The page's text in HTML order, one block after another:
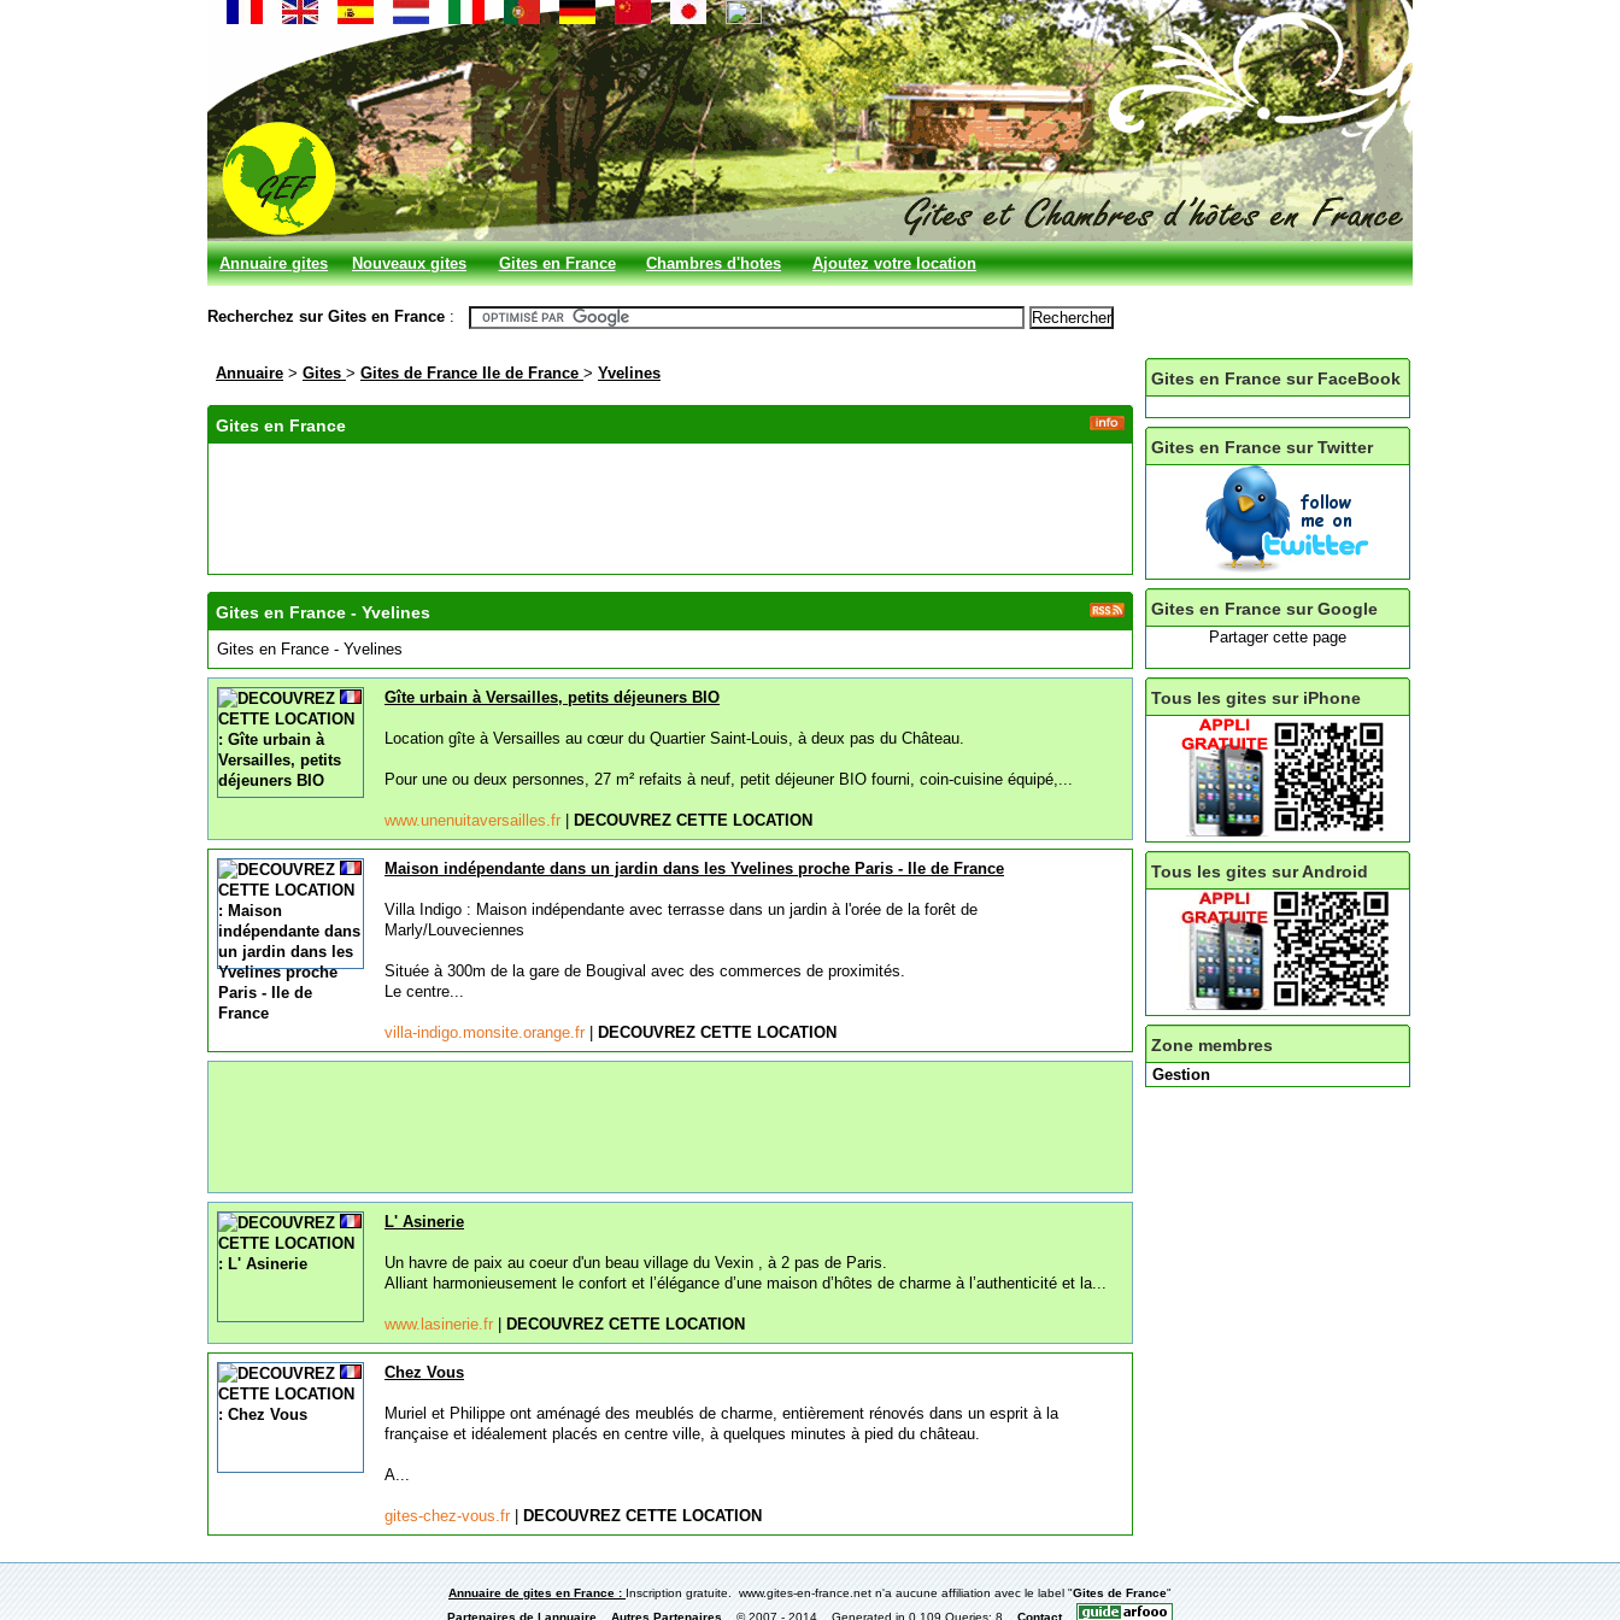
Annuaire gites Nouveaux gites
et chambres
Gites en France Chambres d'hotes
en France
Ajoutez votre location
Recherchez sur Gites en France :
Gites en France sur FaceBook
Gites en France sur Twitter
Gites en France sur Google
Partager cette page
Tous les gites sur iPhone
Tous les gites sur Android
Zone membres
Gestion
Annuaire > Gites > Gites de France Ile de France > Yvelines
Gites en France
Gites en France - Yvelines
Gites en France - Yvelines
Gîte urbain à Versailles, petits déjeuners BIO
Location gîte à Versailles au cœur du Quartier Saint-Louis, à deux pas du Château.
Pour une ou deux personnes, 27 m² refaits à neuf, petit déjeuner BIO fourni, coin-cuisine équipé,...
www.unenuitaversailles.fr DECOUVREZ CETTE LOCATION
Maison indépendante dans un jardin dans les Yvelines proche Paris - Ile de France
Villa Indigo : Maison indépendante avec terrasse dans un jardin à l'orée de la forêt de
Marly/Louveciennes
Située à 300m de la gare de Bougival avec des commerces de proximités.
Le centre...
villa-indigo.monsite.orange.fr DECOUVREZ CETTE LOCATION
L' Asinerie
Un havre de paix au coeur d'un beau village du Vexin , à 2 pas de Paris.
Alliant harmonieusement le confort et l’élégance d’une maison d’hôtes de charme à l’authenticité et la...
www.lasinerie.fr DECOUVREZ CETTE LOCATION
Chez Vous
Muriel et Philippe ont aménagé des meublés de charme, entièrement rénovés dans un esprit à la
française et idéalement placés en centre ville, à quelques minutes à pied du château.
A...
gites-chez-vous.fr DECOUVREZ CETTE LOCATION
Annuaire de gites en France : Inscription gratuite. www.gites-en-france.net n'a aucune affiliation avec le label "Gites de France"
Partenaires de l annuaire
Autres Partenaires © 2007 - 2014 Generated in 0.109 Queries: 8 Contact